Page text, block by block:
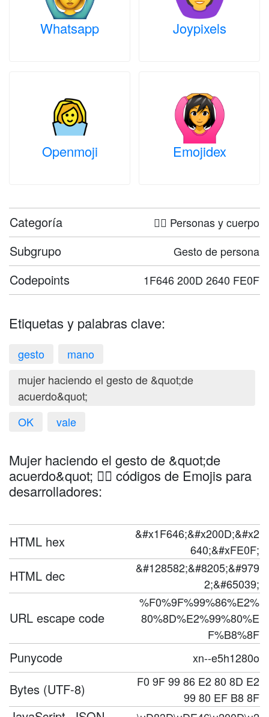
Whatsapp Joypixels
Openmoji Emojidex
Categoría 🤦‍♀️ Personas y cuerpo
Subgrupo Gesto de persona
Codepoints 1F646 200D 2640 FE0F
Etiquetas y palabras clave:
gesto
mano
mujer haciendo el gesto de &quot;de
acuerdo&quot;
OK
vale
Mujer haciendo el gesto de &quot;de
acuerdo&quot; 🙆‍♀️ códigos de Emojis para
desarrolladores:
HTML hex
&#x1F646;&#x200D;&#x2
640;&#xFE0F;
HTML dec
&#128582;&#8205;&#979
2;&#65039;
URL escape code
%F0%9F%99%86%E2%
80%8D%E2%99%80%E
F%B8%8F
Punycode xn--e5h1280o
Bytes (UTF-8)
F0 9F 99 86 E2 80 8D E2
99 80 EF B8 8F